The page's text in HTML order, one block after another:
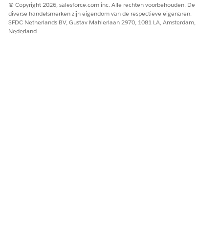
© Copyright 2026, salesforce.com inc. Alle rechten voorbehouden. De
diverse handelsmerken zijn eigendom van de respectieve eigenaren.
SFDC Netherlands BV, Gustav Mahlerlaan 2970, 1081 LA, Amsterdam,
Nederland